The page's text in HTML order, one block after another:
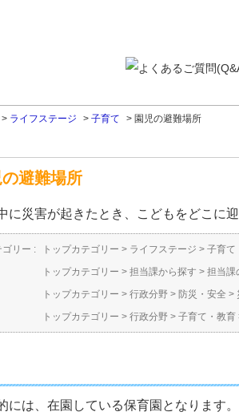
> ライフステージ > 子育て > 園児の避難場所
の避難場所
に災害が起きたとき、こどもをどこに
ゴリー : トップカテゴリー > ライフステージ > 子育て
トップカテゴリー > 担当課から探す > 担当課
トップカテゴリー > 行政分野 > 防災・安全 >
トップカテゴリー > 行政分野 > 子育て・教育
には、在園している保育園となります。